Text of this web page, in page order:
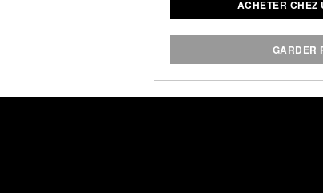
gluten.
ACHETER CHEZ
GARDER